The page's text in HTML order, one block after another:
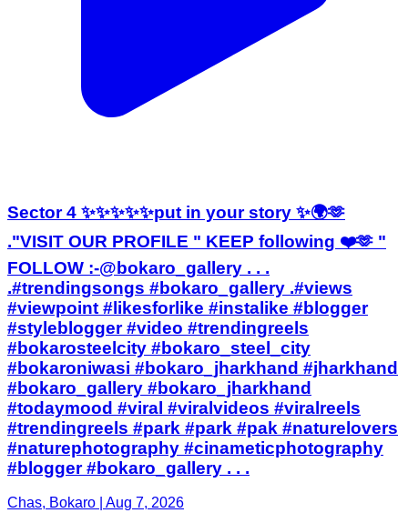
Sector 4 ✨✨✨✨✨put in your story ✨🌍🫶
."VISIT OUR PROFILE " KEEP following ❤️🫶 "
FOLLOW :-@bokaro_gallery . . .
.#trendingsongs #bokaro_gallery .#views
#viewpoint #likesforlike #instalike #blogger
#styleblogger #video #trendingreels
#bokarosteelcity #bokaro_steel_city
#bokaroniwasi #bokaro_jharkhand #jharkhand
#bokaro_gallery #bokaro_jharkhand
#todaymood #viral #viralvideos #viralreels
#trendingreels #park #park #pak #naturelovers
#naturephotography #cinameticphotography
#blogger #bokaro_gallery . . .
Chas, Bokaro | Aug 7, 2026